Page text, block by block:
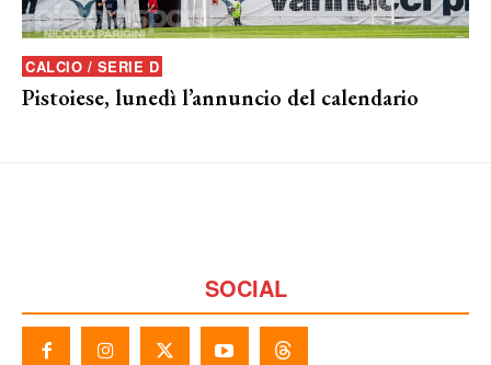
CALCIO / SERIE D
Pistoiese, lunedì l’annuncio del calendario
SOCIAL